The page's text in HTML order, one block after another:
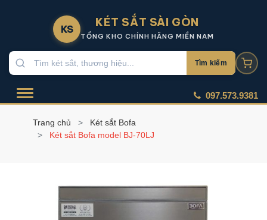
KS KÉT SẮT SÀI GÒN
TỔNG KHO CHÍNH HÃNG MIỀN NAM
Tìm kiếm
097.573.9381
Trang chủ
Két sắt Bofa
Két sắt Bofa model BJ-70LJ